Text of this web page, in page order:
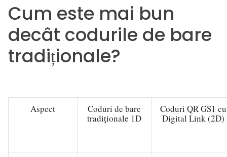
Cum este mai bun
decât codurile de bare
tradiționale?
Aspect
Coduri de bare
tradiționale 1D
Coduri QR GS1 cu
Digital Link (2D)